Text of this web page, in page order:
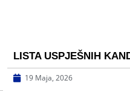
LISTA USPJEŠNIH
19 Maja, 2026